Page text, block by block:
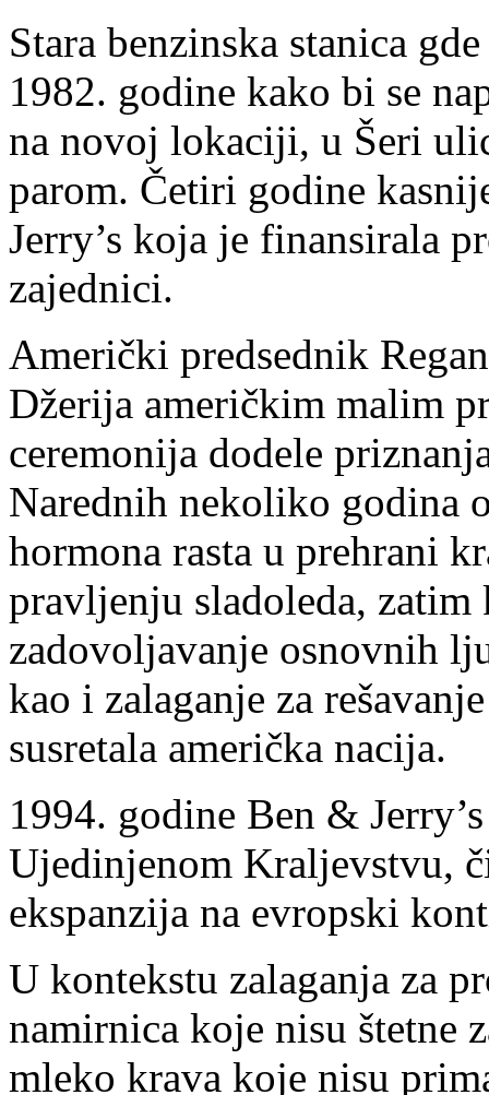
Stara benzinska stanica
1982. godine kako bi se
na novoj lokaciji, u Šeri
parom. Četiri godine
Jerry’s koja je finansirala
zajednici.
Američki predsednik
Džerija američkim malim
ceremonija dodele
Narednih nekoliko godina
hormona rasta u prehrani
pravljenju sladoleda,
zadovoljavanje osnovnih
kao i zalaganje za
susretala američka nacija.
1994. godine Ben &
Ujedinjenom Kraljevstvu,
ekspanzija na evropski
U kontekstu zalaganja za
namirnica koje nisu štetne
mleko krava koje nisu